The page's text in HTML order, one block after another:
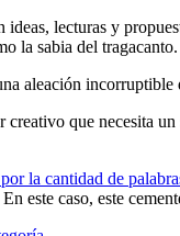
lecturas y
la sabia del tragacanto.
aleación
que necesita
la cantidad de
este caso, este